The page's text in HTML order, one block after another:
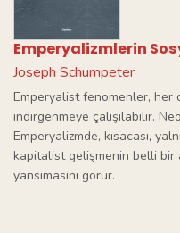
Emperyalizmlerin
Joseph Schumpeter
Emperyalist fenomenler, her
indirgenmeye çalışılabilir.
Emperyalizmde, kısacası,
kapitalist gelişmenin belli bir
yansımasını görür.